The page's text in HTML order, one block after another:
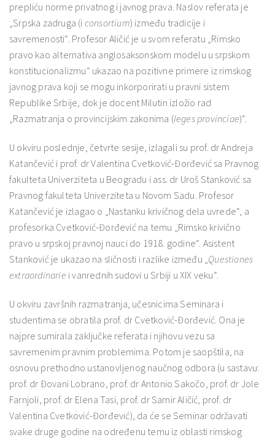
prepliću norme privatnog i javnog prava. Naslov referata je
„Srpska zadruga (i consortium) između tradicije i
savremenosti“. Profesor Aličić je u svom referatu „Rimsko
pravo kao alternativa anglosaksonskom modelu u srpskom
konstitucionalizmu“ ukazao na pozitivne primere iz rimskog
javnog prava koji se mogu inkorporirati u pravni sistem
Republike Srbije, dok je docent Milutin izložio rad
„Razmatranja o provincijskim zakonima (leges provinciae)“.
U okviru poslednje, četvrte sesije, izlagali su prof. dr Andreja
Katančević i prof. dr Valentina Cvetković-Đorđević sa Pravnog
fakulteta Univerziteta u Beogradu i ass. dr Uroš Stanković sa
Pravnog fakulteta Univerziteta u Novom Sadu. Profesor
Katančević je izlagao o „Nastanku krivičnog dela uvrede“, a
profesorka Cvetković-Đorđević na temu „Rimsko krivično
pravo u srpskoj pravnoj nauci do 1918. godine“. Asistent
Stanković je ukazao na sličnosti i razlike između „ Questiones
extraordinarie i vanrednih sudovi u Srbiji u XIX veku“.
U okviru završnih razmatranja, učesnicima Seminara i
studentima se obratila prof. dr Cvetković-Đorđević. Ona je
najpre sumirala zaključke referata i njihovu vezu sa
savremenim pravnim problemima. Potom je saopštila, na
osnovu prethodno ustanovljenog naučnog odbora (u sastavu:
prof. dr Đovani Lobrano, prof. dr Antonio Sakočo, prof. dr Jole
Farnjoli, prof. dr Elena Tasi, prof. dr Samir Aličić, prof. dr
Valentina Cvetković-Đorđević), da će se Seminar održavati
svake druge godine na određenu temu iz oblasti rimskog